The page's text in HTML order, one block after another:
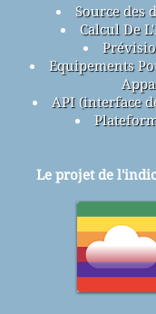
Source des
Calcul De
Equipements
API (interface
Le projet de